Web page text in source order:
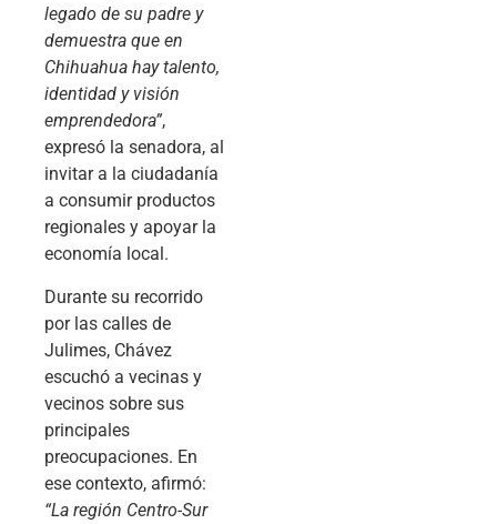
legado de su padre y
demuestra que en
Chihuahua hay talento,
identidad y visión
emprendedora”,
expresó la senadora, al
invitar a la ciudadanía
a consumir productos
regionales y apoyar la
economía local.
Durante su recorrido
por las calles de
Julimes, Chávez
escuchó a vecinas y
vecinos sobre sus
principales
preocupaciones. En
ese contexto, afirmó:
“La región Centro-Sur